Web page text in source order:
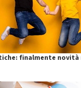
finalmente